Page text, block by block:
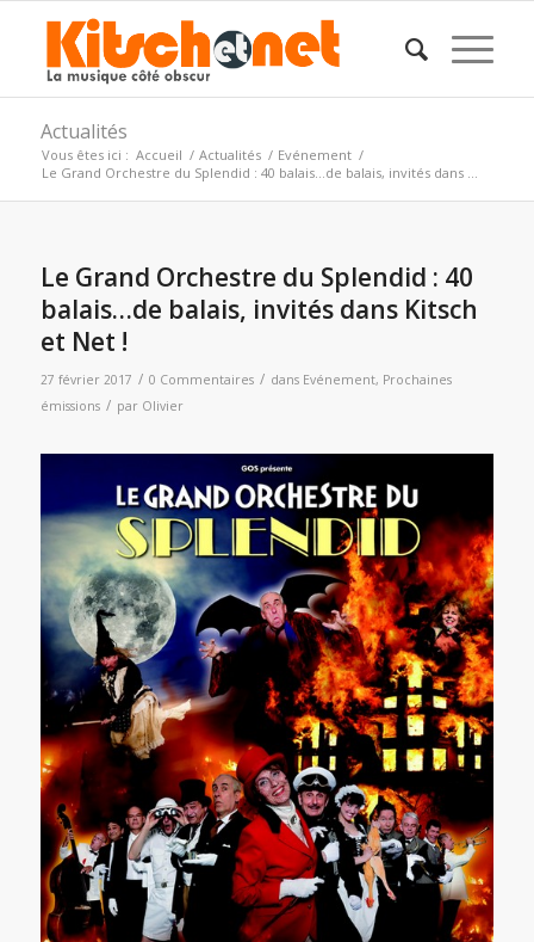
Actualités
Vous êtes ici : Accueil / Actualités / Evénement /
Le Grand Orchestre du Splendid : 40 balais…de balais, invités dans ...
Le Grand Orchestre du Splendid : 40
balais…de balais, invités dans Kitsch
et Net !
27 février 2017 / 0 Commentaires / dans Evénement, Prochaines
émissions / par Olivier